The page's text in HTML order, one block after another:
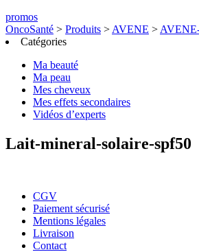
promos
OncoSanté > Produits > AVENE >
Catégories
Ma beauté
Ma peau
Mes cheveux
Mes effets secondaires
Vidéos d’experts
Lait-mineral-solaire-spf50
CGV
Paiement sécurisé
Mentions légales
Livraison
Contact